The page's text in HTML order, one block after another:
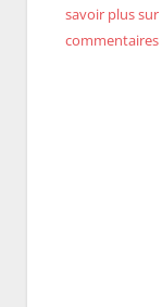
savoir plus